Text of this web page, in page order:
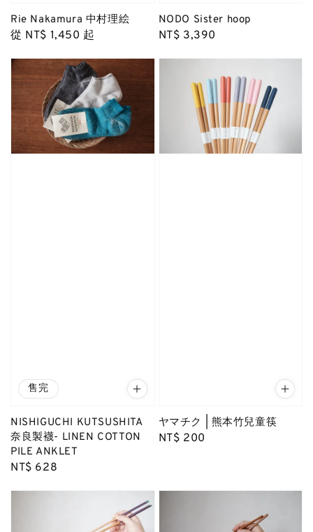
Rie Nakamura 中村理絵
Regular
從 NT$ 1,450 起
NODO Sister hoop
Regular
NT$ 3,390
售完
NISHIGUCHI KUTSUSHITA
奈良製襪- LINEN COTTON
PILE ANKLET
Regular
NT$ 628
ヤマチク | 熊本竹兒童筷
Regular
NT$ 200